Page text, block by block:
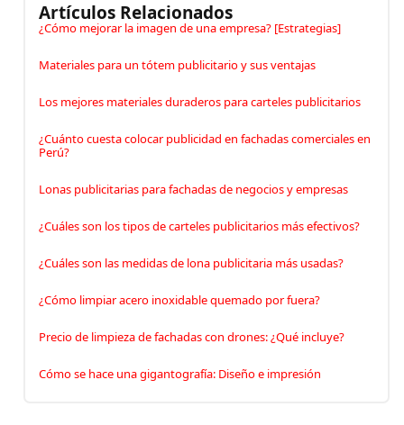
Artículos Relacionados
¿Cómo mejorar la imagen de una empresa? [Estrategias]
Materiales para un tótem publicitario y sus ventajas
Los mejores materiales duraderos para carteles publicitarios
¿Cuánto cuesta colocar publicidad en fachadas comerciales en
Perú?
Lonas publicitarias para fachadas de negocios y empresas
¿Cuáles son los tipos de carteles publicitarios más efectivos?
¿Cuáles son las medidas de lona publicitaria más usadas?
¿Cómo limpiar acero inoxidable quemado por fuera?
Precio de limpieza de fachadas con drones: ¿Qué incluye?
Cómo se hace una gigantografía: Diseño e impresión